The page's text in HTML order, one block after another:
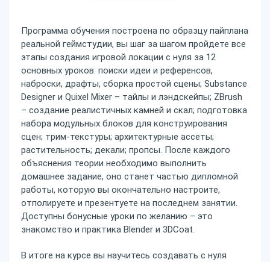
Программа обучения построена по образцу пайплана
реальной геймстудии, вы шаг за шагом пройдете все
этапы создания игровой локации с нуля за 12
основных уроков: поиски идеи и референсов,
наброски, драфты, сборка простой сцены; Substance
Designer и Quixel Mixer – тайлы и лэндскейпы; ZBrush
– создание реалистичных камней и скал; подготовка
набора модульных блоков для конструирования
сцен; трим-текстуры; архитектурные ассеты;
растительность; декали; пропсы. После каждого
объяснения теории необходимо выполнить
домашнее задание, оно станет частью дипломной
работы, которую вы окончательно настроите,
отполируете и презентуете на последнем занятии.
Доступны бонусные уроки по желанию – это
знакомство и практика Blender и 3DCoat.
В итоге на курсе вы научитесь создавать с нуля